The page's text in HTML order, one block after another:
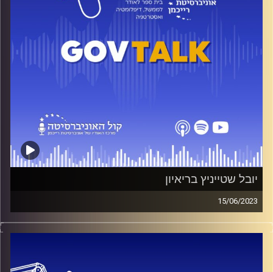
הפודאקסט הרשמי של ביה״ס לאודר לממשל, דיפלומטיה
קרדיט תמונות:בית ספר לאודר לממשל דיפלומטיה ואסטרטגיה
יובל שטייניץ בריאיון
15/06/2023
ליובל שטייניץ יש קילומטראז׳ של יותר מ-20 שנה בפוליטיקה,
אבל יותר מכל הוא גאה בדבר אחד: אסדות הגז הישראליות.
משבר – יש לו הרבה הצעות להצלת הכלכלה בימים של מהפכה